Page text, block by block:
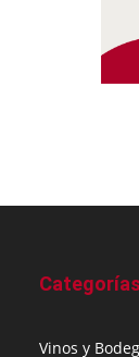
Categorías
Vinos y